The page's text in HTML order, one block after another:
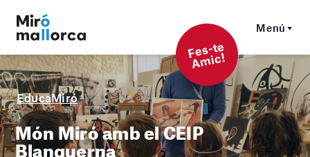
Menú
F
es-t
e
A
mi
c!
EducaMiró
Món Miró amb el CEIP
Blanquerna